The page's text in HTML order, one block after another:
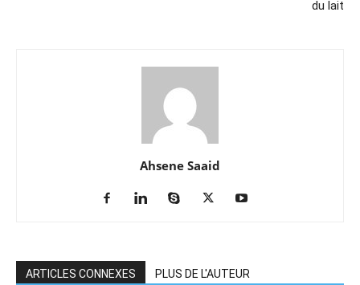
du lait
Ahsene Saaid
ARTICLES CONNEXES PLUS DE L'AUTEUR